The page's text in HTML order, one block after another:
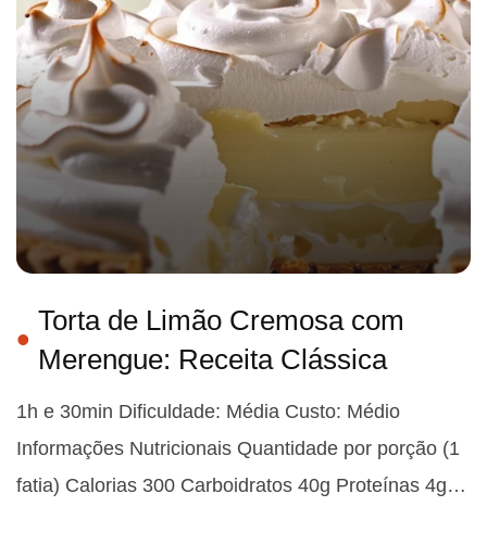
Torta de Limão Cremosa com
Merengue: Receita Clássica
1h e 30min Dificuldade: Média Custo: Médio
Informações Nutricionais Quantidade por porção (1
fatia) Calorias 300 Carboidratos 40g Proteínas 4g…